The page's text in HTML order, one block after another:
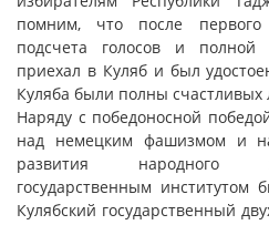
помним, что после первого
подсчета голосов и
приехал в Куляб и был
Куляба были полны счастливых
Наряду с победоносной
над немецким фашизмом и
развития народного
государственным институтом
Кулябский государственный